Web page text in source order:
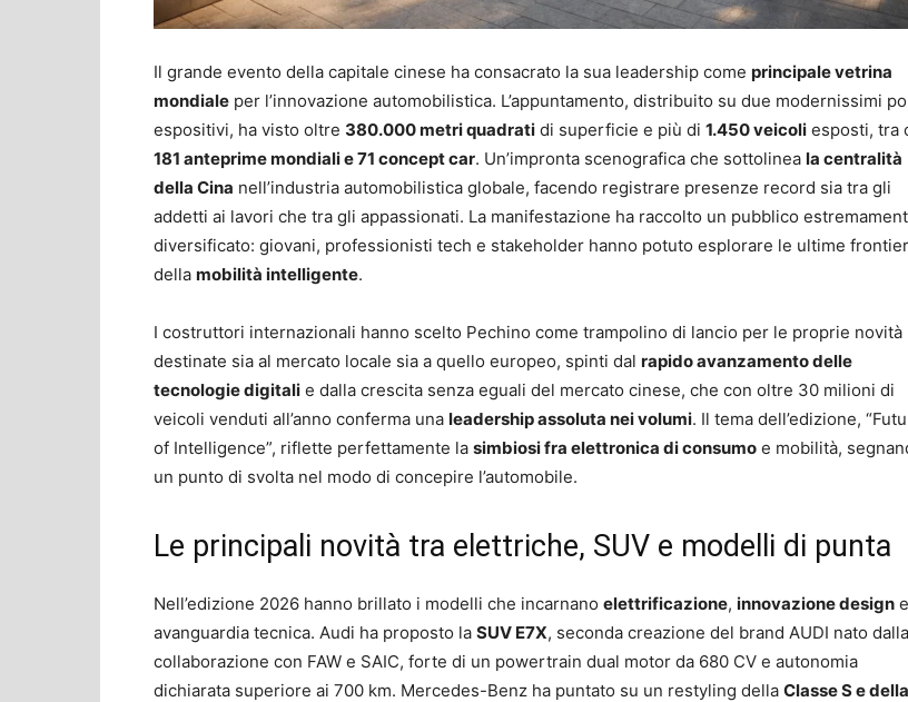
Il grande evento della capitale cinese ha consacrato la sua leadership come principale vetrina
mondiale per l’innovazione automobilistica. L’appuntamento, distribuito su due modernissimi
espositivi, ha visto oltre 380.000 metri quadrati di superficie e più di 1.450 veicoli esposti, tra
181 anteprime mondiali e 71 concept car. Un’impronta scenografica che sottolinea la centralità
della Cina nell’industria automobilistica globale, facendo registrare presenze record sia tra gli
addetti ai lavori che tra gli appassionati. La manifestazione ha raccolto un pubblico
diversificato: giovani, professionisti tech e stakeholder hanno potuto esplorare le ultime
della mobilità intelligente.
I costruttori internazionali hanno scelto Pechino come trampolino di lancio per le proprie novità
destinate sia al mercato locale sia a quello europeo, spinti dal rapido avanzamento delle
tecnologie digitali e dalla crescita senza eguali del mercato cinese, che con oltre 30 milioni di
veicoli venduti all’anno conferma una leadership assoluta nei volumi. Il tema dell’edizione,
of Intelligence”, riflette perfettamente la simbiosi fra elettronica di consumo e mobilità,
un punto di svolta nel modo di concepire l’automobile.
Le principali novità tra elettriche, SUV e modelli di punta
Nell’edizione 2026 hanno brillato i modelli che incarnano elettrificazione, innovazione design e
avanguardia tecnica. Audi ha proposto la SUV E7X, seconda creazione del brand AUDI nato dalla
collaborazione con FAW e SAIC, forte di un powertrain dual motor da 680 CV e autonomia
dichiarata superiore ai 700 km. Mercedes-Benz ha puntato su un restyling della Classe S e della